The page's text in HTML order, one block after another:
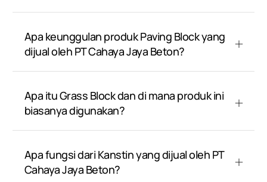
Apa keunggulan produk Paving Block yang
dijual oleh PT Cahaya Jaya Beton?
Apa itu Grass Block dan di mana produk ini
biasanya digunakan?
Apa fungsi dari Kanstin yang dijual oleh PT
Cahaya Jaya Beton?